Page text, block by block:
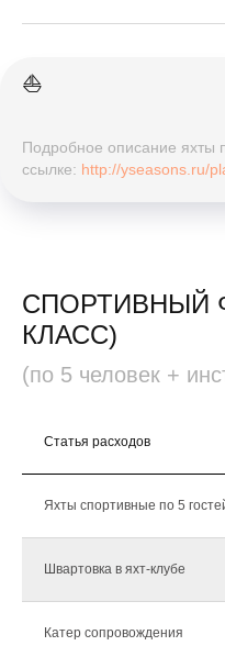
⛵️
Подробное описание яхты
ссылке: http://yseasons.ru/
СПОРТИВНЫЙ
КЛАСС)
(по 5 человек +
Статья расходов
Яхты спортивные по 5
Швартовка в яхт-клубе
Катер сопровождения